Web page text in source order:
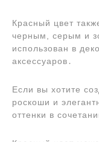
Красный цвет
черным, серым и
использован в
аксессуаров․
Если вы хотите
роскоши и
оттенки в